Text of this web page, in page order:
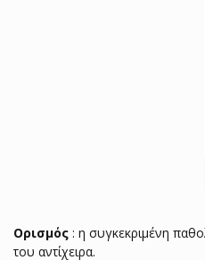
Ορισμός : η συγκεκριμένη
του αντίχειρα.